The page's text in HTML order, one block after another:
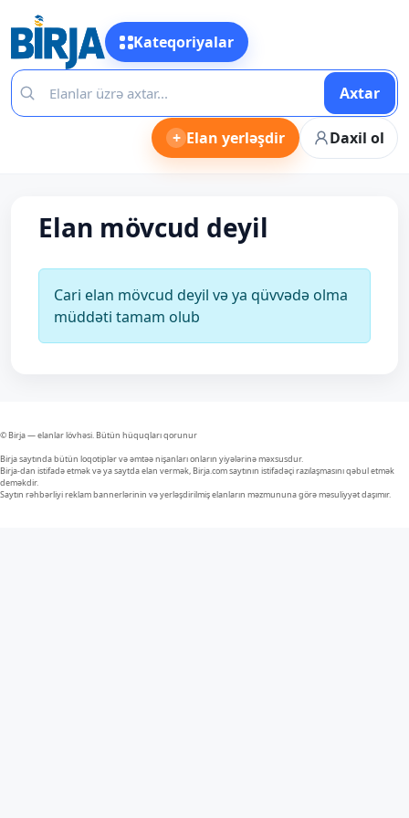
Kateqoriyalar
Axtar
+ Elan yerləşdir Daxil ol
Elan mövcud deyil
Cari elan mövcud deyil və ya qüvvədə olma
müddəti tamam olub
© Birja — elanlar lövhəsi. Bütün hüquqları qorunur
Birja saytında bütün loqotiplər və əmtəə nişanları onların yiyələrinə məxsusdur.
Birja-dan istifadə etmək və ya saytda elan vermək, Birja.com saytının istifadəçi razılaşmasını qəbul etmək
deməkdir.
Saytın rəhbərliyi reklam bannerlərinin və yerləşdirilmiş elanların məzmununa görə məsuliyyət daşımır.